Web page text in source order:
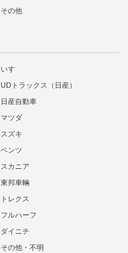
その他
いすゞ
UDトラックス（日産）
日産自動車
マツダ
スズキ
ベンツ
スカニア
東邦車輛
トレクス
フルハーフ
ダイニチ
その他・不明